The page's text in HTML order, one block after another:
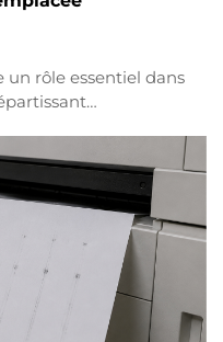
rôle essentiel dans
sur le papier.
d'impression se
peut entraîner...